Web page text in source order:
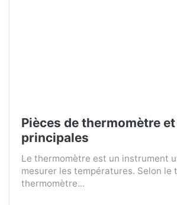
Pièces de thermomètre
principales
Le thermomètre est un instrument
mesurer les températures. Selon le
thermomètre...